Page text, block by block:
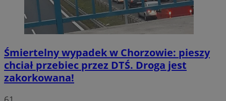
Śmiertelny wypadek w Chorzowie: pieszy
chciał przebiec przez DTŚ. Droga jest
zakorkowana!